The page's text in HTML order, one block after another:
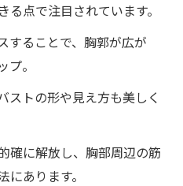
点で注目されています。
することで、胸郭が広が
。
ストの形や見え方も美しく
確に解放し、胸部周辺の筋
あります。